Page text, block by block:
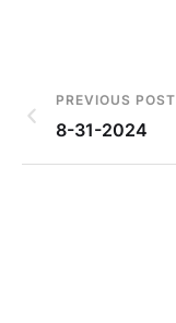
PREVIOUS POST
8-31-2024